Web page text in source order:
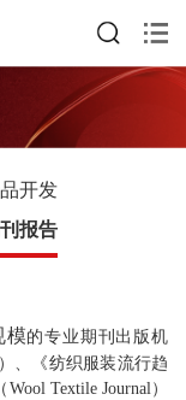
开发
报告
模的专业期刊出版机
、《纺织服装流行趋
Textile Journal）